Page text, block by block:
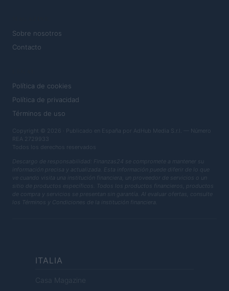
Sobre nosotros
Contacto
Política de cookies
Política de privacidad
Términos de uso
Copyright © 2026 · Publicado en España por AdHub Media S.r.l. — Número
REA 2729933
Todos los derechos reservados
Descargo de responsabilidad: Finanzas24 se compromete a mantener su
información precisa y actualizada. Esta información puede diferir de lo que
ve cuando visita una institución financiera, un proveedor de servicios o un
sitio de productos específicos. Todos los productos financieros, productos
de compra y servicios se presentan sin garantía. Al evaluar ofertas, consulte
los Términos y Condiciones de la institución financiera.
ITALIA
Casa Magazine